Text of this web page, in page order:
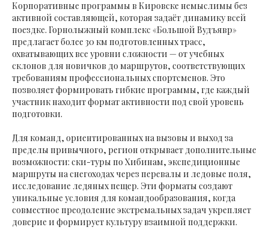
Корпоративные программы в Кировске немыслимы без
активной составляющей, которая задаёт динамику всей
поездке. Горнолыжный комплекс «Большой Вудъявр»
предлагает более 30 км подготовленных трасс,
охватывающих все уровни сложности — от учебных
склонов для новичков до маршрутов, соответствующих
требованиям профессиональных спортсменов. Это
позволяет формировать гибкие программы, где каждый
участник находит формат активности под свой уровень
подготовки.
Для команд, ориентированных на вызовы и выход за
пределы привычного, регион открывает дополнительные
возможности: ски-туры по Хибинам, экспедиционные
маршруты на снегоходах через перевалы и ледовые поля,
исследование ледяных пещер. Эти форматы создают
уникальные условия для командообразования, когда
совместное преодоление экстремальных задач укрепляет
доверие и формирует культуру взаимной поддержки.